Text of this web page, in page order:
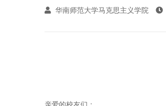
华南师范大学马克思主义学院
亲爱的校友们：